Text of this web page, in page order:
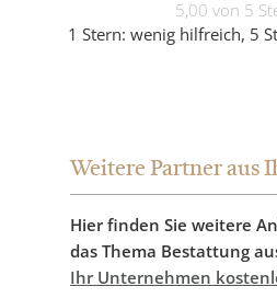
5,00 von 5
1 Stern: wenig hilfreich, 5
Weitere Partner aus
Hier finden Sie weitere
das Thema Bestattung
Ihr Unternehmen